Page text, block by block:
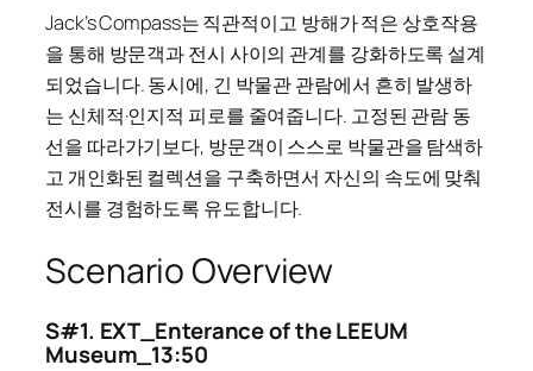
Jack’s Compass는 직관적이고 방해가 적은 상호작용
을 통해 방문객과 전시 사이의 관계를 강화하도록 설계
되었습니다. 동시에, 긴 박물관 관람에서 흔히 발생하
는 신체적·인지적 피로를 줄여줍니다. 고정된 관람 동
선을 따라가기보다, 방문객이 스스로 박물관을 탐색하
고 개인화된 컬렉션을 구축하면서 자신의 속도에 맞춰
전시를 경험하도록 유도합니다.
Scenario Overview
S#1. EXT_Enterance of the LEEUM
Museum_13:50